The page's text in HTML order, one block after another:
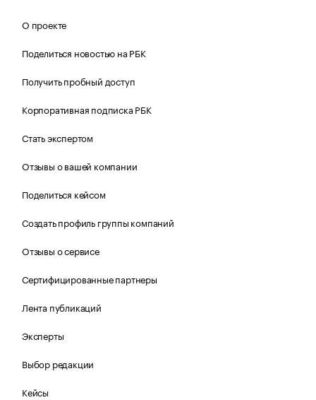
О проекте
Поделиться новостью на РБК
Получить пробный доступ
Корпоративная подписка РБК
Стать экспертом
Отзывы о вашей компании
Поделиться кейсом
Создать профиль группы компаний
Отзывы о сервисе
Сертифицированные партнеры
Лента публикаций
Эксперты
Выбор редакции
Кейсы